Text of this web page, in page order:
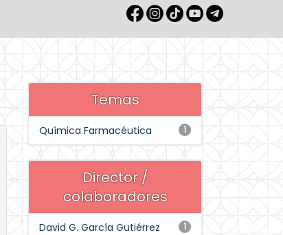
Temas
1
Química Farmacéutica
Director /
colaboradores
1
David G. García Gutiérrez